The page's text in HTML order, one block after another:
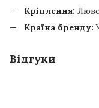
Кріплення:
Країна бренду:
Відгуки